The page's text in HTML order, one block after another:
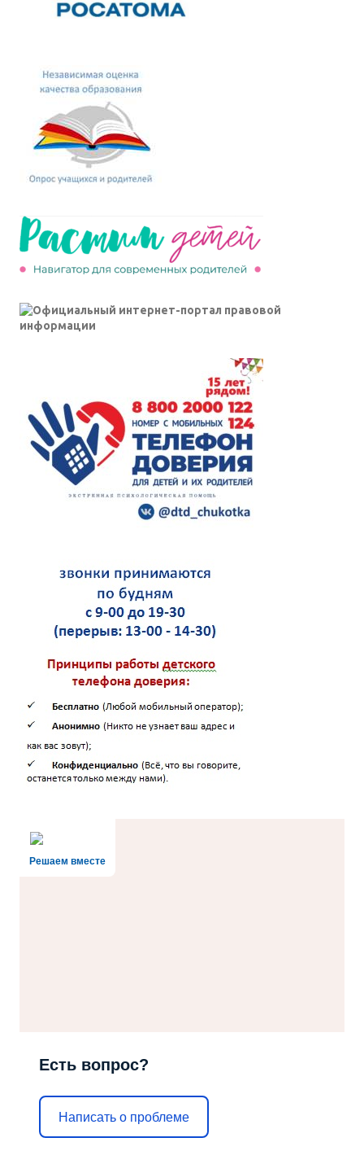
Решаем вместе
Есть вопрос?
Написать о проблеме